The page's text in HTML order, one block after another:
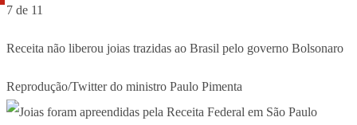
7 de 11
Receita não liberou joias trazidas ao Brasil pelo governo Bolsonaro
Reprodução/Twitter do ministro Paulo Pimenta